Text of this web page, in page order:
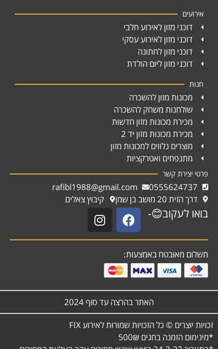
אירועים
דוכני מזון לאירוע חלבי
דוכני מזון לאירוע עסקי
דוכני מזון לחתונה
דוכני מזון ליום הולדת
חנות
מכונות מזון להשכרה
שולחנות משחק להשכרה
מכירת מכונות מזון חדשות
מכירת מכונות מזון יד 2
מוצרים נלווים למכונות מזון
מתנפחים ואטרקציות
פרטי יצירת קשר
0555624737
rafibl1988@gmail.com
דרך הזית 20 מושב בן שמן
קיבוץ צאלים
בואו לעקוב😊-
תשלום מאובטח באמצעות:
האתר בהרצה עד סוף 2024
זכויות יוצרים © כל הזכויות שמורות לאירוע FIX
*מינימום הזמנה בחגים 500₪